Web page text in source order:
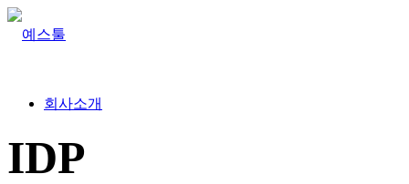
회사소개
IDP